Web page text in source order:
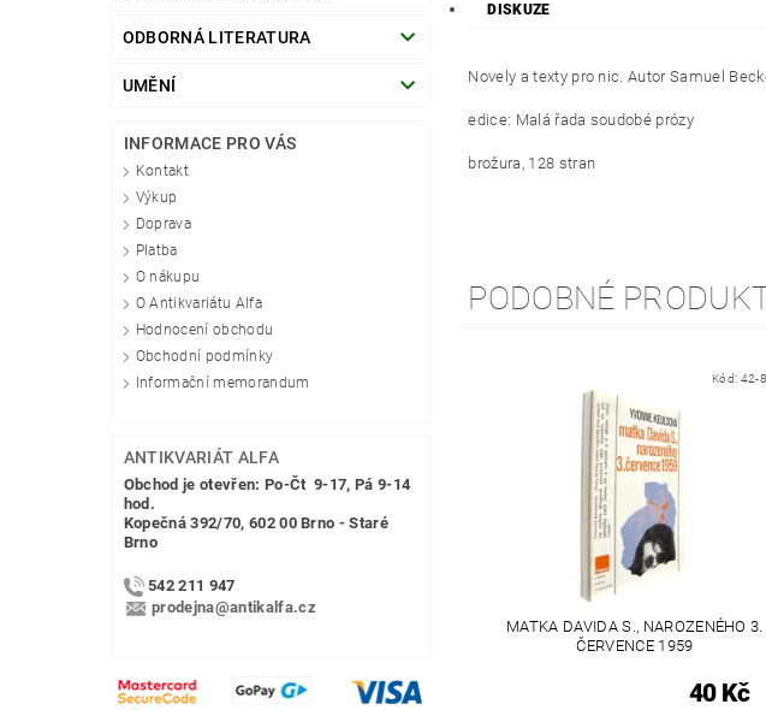
ODBORNÁ LITERATURA
UMĚNÍ
INFORMACE PRO VÁS
Kontakt
Výkup
Doprava
Platba
O nákupu
O Antikvariátu Alfa
Hodnocení obchodu
Obchodní podmínky
Informační memorandum
ANTIKVARIÁT ALFA
Obchod je otevřen: Po-Čt 9-17, Pá 9-14
hod.
Kopečná 392/70, 602 00 Brno - Staré
Brno
542 211 947
prodejna@antikalfa.cz
DISKUZE
Novely a texty pro nic. Autor Samuel
edice: Malá řada soudobé prózy
brožura, 128 stran
PODOBNÉ
Kód: 42-
MATKA DAVIDA S., NAROZENÉHO 3.
ČERVENCE 1959
40 Kč